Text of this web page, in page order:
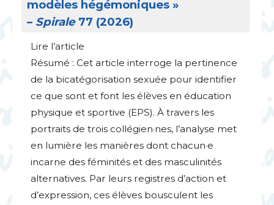
modèles hégémoniques »
– Spirale77 (2026)
Lire l’article
Résumé : Cet article interroge la pertinence
de la bicatégorisation sexuée pour identifier
ce que sont et font les élèves en éducation
physique et sportive (EPS). À travers les
portraits de trois collégien·nes, l’analyse met
en lumière les manières dont chacun·e
incarne des féminités et des masculinités
alternatives. Par leurs registres d’action et
d’expression, ces élèves bousculent les